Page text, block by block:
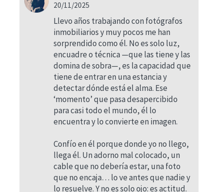
20/11/2025
Llevo años trabajando con fotógrafos
inmobiliarios y muy pocos me han
sorprendido como él. No es solo luz,
encuadre o técnica —que las tiene y las
domina de sobra—, es la capacidad que
tiene de entrar en una estancia y
detectar dónde está el alma. Ese
‘momento’ que pasa desapercibido
para casi todo el mundo, él lo
encuentra y lo convierte en imagen.
Confío en él porque donde yo no llego,
llega él. Un adorno mal colocado, un
cable que no debería estar, una foto
que no encaja… lo ve antes que nadie y
lo resuelve. Y no es solo ojo: es actitud.